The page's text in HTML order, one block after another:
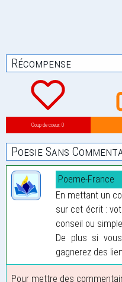
Récompense
Coup de coeur: 0
Poesie Sans
Poeme-France
En mettant un
sur cet écrit :
conseil ou
De plus si
gagnerez des
Pour mettre des